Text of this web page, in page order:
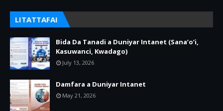
LITATTAFAI
Bida Da Tanadi a Duniyar Intanet (Sana’o’i,
Kasuwanci, Kwadago)
July 13, 2026
Damfara a Duniyar Intanet
May 21, 2026